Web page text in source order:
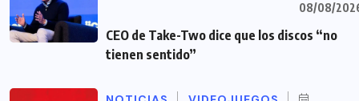
08/08/
CEO de Take-Two dice que los discos “no
tienen sentido”